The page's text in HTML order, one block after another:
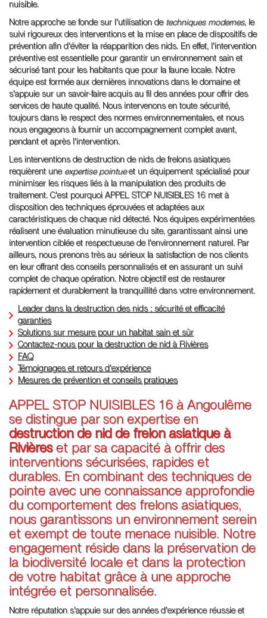
nuisible.
Notre approche se fonde sur l'utilisation de techniques modernes, le
suivi rigoureux des interventions et la mise en place de dispositifs de
prévention afin d'éviter la réapparition des nids. En effet, l'intervention
préventive est essentielle pour garantir un environnement sain et
sécurisé tant pour les habitants que pour la faune locale. Notre
équipe est formée aux dernières innovations dans le domaine et
s'appuie sur un savoir-faire acquis au fil des années pour offrir des
services de haute qualité. Nous intervenons en toute sécurité,
toujours dans le respect des normes environnementales, et nous
nous engageons à fournir un accompagnement complet avant,
pendant et après l'intervention.
Les interventions de destruction de nids de frelons asiatiques
requièrent une expertise pointueet un équipement spécialisé pour
minimiser les risques liés à la manipulation des produits de
traitement. C'est pourquoi APPEL STOP NUISIBLES 16 met à
disposition des techniques éprouvées et adaptées aux
caractéristiques de chaque nid détecté. Nos équipes expérimentées
réalisent une évaluation minutieuse du site, garantissant ainsi une
intervention ciblée et respectueuse de l'environnement naturel. Par
ailleurs, nous prenons très au sérieux la satisfaction de nos clients
en leur offrant des conseils personnalisés et en assurant un suivi
complet de chaque opération. Notre objectif est de restaurer
rapidement et durablement la tranquillité dans votre environnement.
Leader dans la destruction des nids : sécurité et efficacité
garanties
Solutions sur mesure pour un habitat sain et sûr
Contactez-nous pour la destruction de nid à Rivières
FAQ
Témoignages et retours d'expérience
Mesures de prévention et conseils pratiques
APPEL STOP NUISIBLES 16 à Angoulême
se distingue par son expertise en
destruction de nid de frelon asiatique à
Rivièreset par sa capacité à offrir des
interventions sécurisées, rapides et
durables. En combinant des techniques de
pointe avec une connaissance approfondie
du comportement des frelons asiatiques,
nous garantissons un environnement serein
et exempt de toute menace nuisible. Notre
engagement réside dans la préservation de
la biodiversité locale et dans la protection
de votre habitat grâce à une approche
intégrée et personnalisée.
Notre réputation s'appuie sur des années d'expérience réussie et